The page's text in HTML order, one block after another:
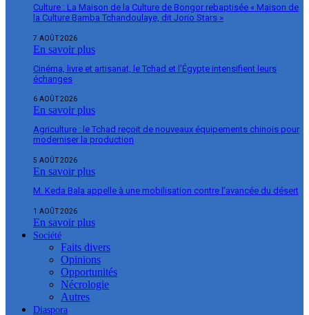
Culture : La Maison de la Culture de Bongor rebaptisée « Maison de
la Culture Bamba Tchandoulaye, dit Jorio Stars »
7 AOÛT 2026
En savoir plus
Cinéma, livre et artisanat, le Tchad et l’Égypte intensifient leurs
échanges
6 AOÛT 2026
En savoir plus
Agriculture : le Tchad reçoit de nouveaux équipements chinois pour
moderniser la production
5 AOÛT 2026
En savoir plus
M. Keda Bala appelle à une mobilisation contre l’avancée du désert
1 AOÛT 2026
En savoir plus
Société
Faits divers
Opinions
Opportunités
Nécrologie
Autres
Diaspora